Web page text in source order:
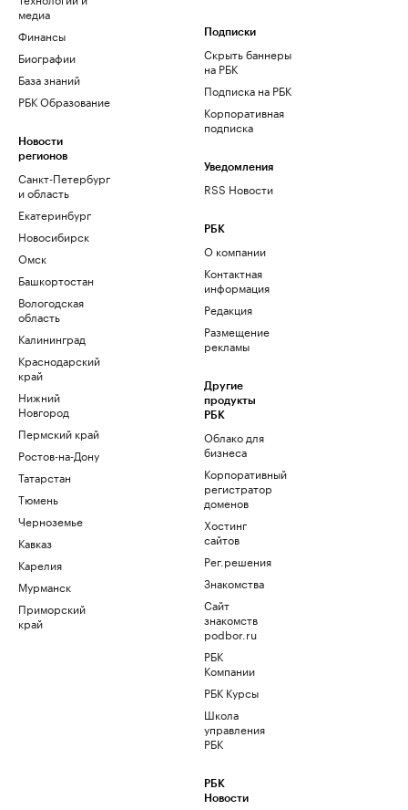
медиа
Финансы
Биографии
База знаний
РБК Образование
Новости
регионов
Санкт-Петербург
и область
Екатеринбург
Новосибирск
Омск
Башкортостан
Вологодская
область
Калининград
Краснодарский
край
Нижний
Новгород
Пермский край
Ростов-на-Дону
Татарстан
Тюмень
Черноземье
Кавказ
Карелия
Мурманск
Приморский
край
Подписки
Скрыть баннеры
на РБК
Подписка на РБК
Корпоративная
подписка
Уведомления
RSS Новости
РБК
О компании
Контактная
информация
Редакция
Размещение
рекламы
Другие
продукты
РБК
Облако для
бизнеса
Корпоративный
регистратор
доменов
Хостинг
сайтов
Рег.решения
Знакомства
Сайт
знакомств
podbor.ru
РБК
Компании
РБК Курсы
Школа
управления
РБК
РБК
Новости